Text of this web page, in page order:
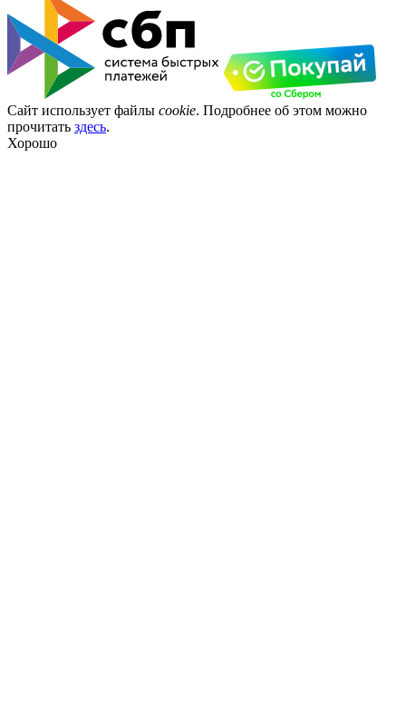
Сайт использует файлы cookie. Подробнее об этом можно
прочитать здесь.
Хорошо